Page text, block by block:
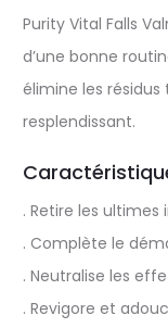
Purity Vital Falls
d’une bonne
élimine les
resplendissant.
. Retire les
. Complète le
. Neutralise les
. Revigore et